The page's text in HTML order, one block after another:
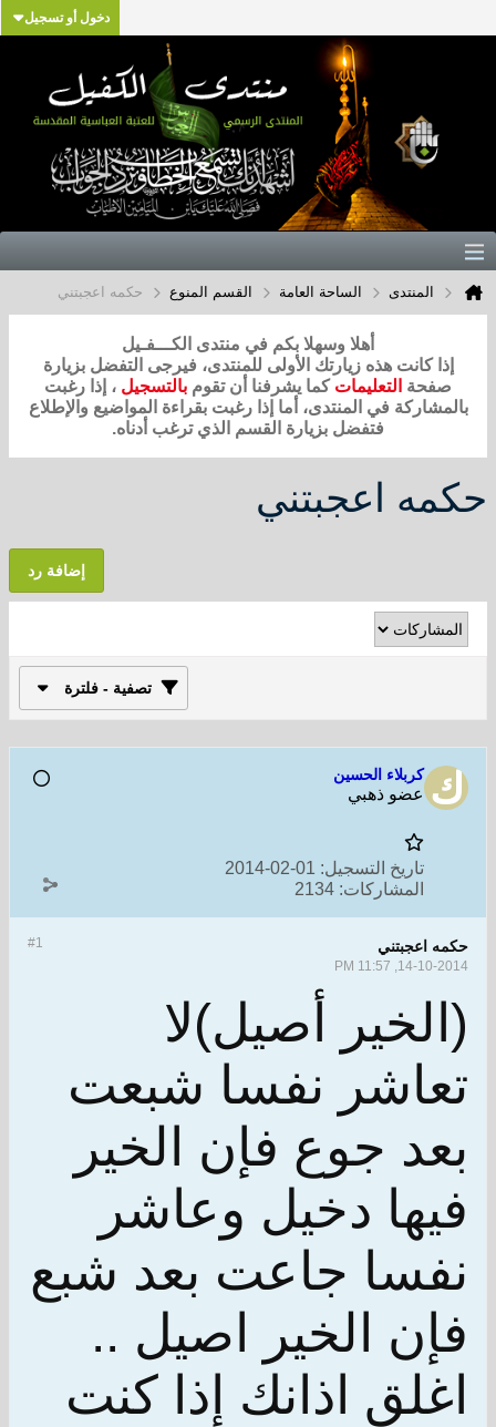
دخول أو تسجيل
المنتدى الساحة العامة القسم المنوع حكمه اعجبتني
أهلا وسهلا بكم في منتدى الكـــفـيل
إذا كانت هذه زيارتك الأولى للمنتدى، فيرجى التفضل بزيارة
صفحة التعليمات كما يشرفنا أن تقوم بالتسجيل ، إذا رغبت
بالمشاركة في المنتدى، أما إذا رغبت بقراءة المواضيع والإطلاع
فتفضل بزيارة القسم الذي ترغب أدناه.
حكمه اعجبتني
إضافة رد
تصفية - فلترة
كربلاء الحسين
عضو ذهبي
تاريخ التسجيل: 01-02-2014
المشاركات: 2134
#1 حكمه اعجبتني
14-10-2014, 11:57 PM
(الخير أصيل)لا
تعاشر نفسا شبعت
بعد جوع فإن الخير
فيها دخيل وعاشر
نفسا جاعت بعد شبع
فإن الخير اصيل ..
اغلق اذانك إذا كنت